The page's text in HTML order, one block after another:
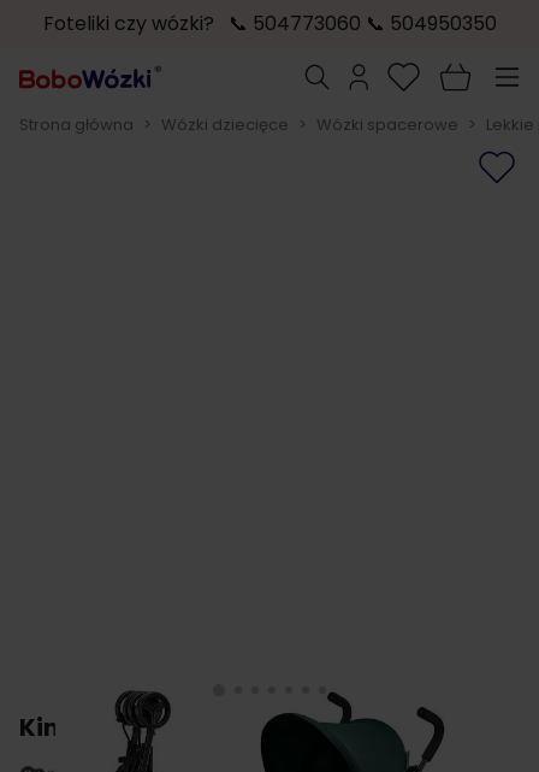
Foteliki czy wózki? 📞 504773060 📞 504950350
Szukaj
Strona główna > Wózki dziecięce > Wózki spacerowe >
Kinderkraft TIK wózek spacerowy